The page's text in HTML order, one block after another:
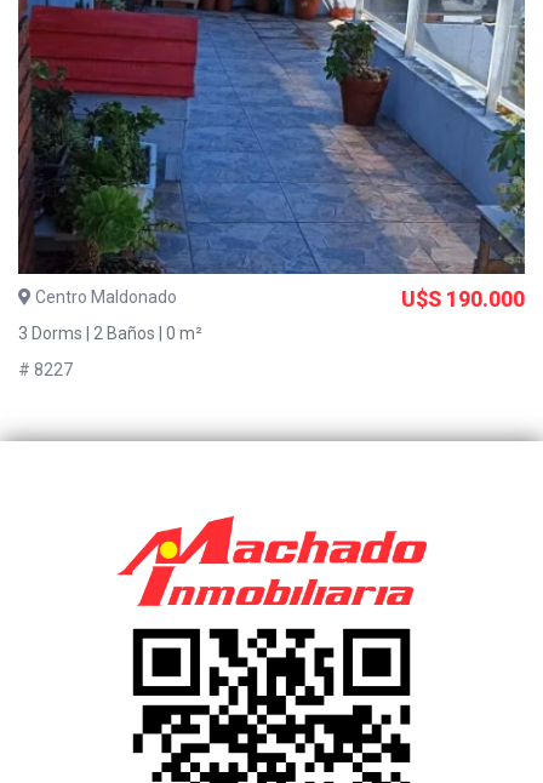
Centro Maldonado U$S 190.000
3 Dorms | 2 Baños | 0 m²
# 8227